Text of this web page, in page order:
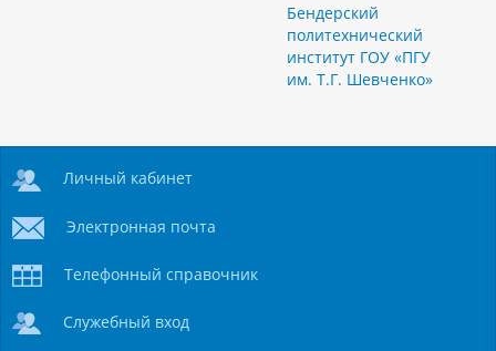
Бендерский
политехнический
институт ГОУ «ПГУ
им. Т.Г. Шевченко»
Личный кабинет
Электронная почта
Телефонный справочник
Служебный вход